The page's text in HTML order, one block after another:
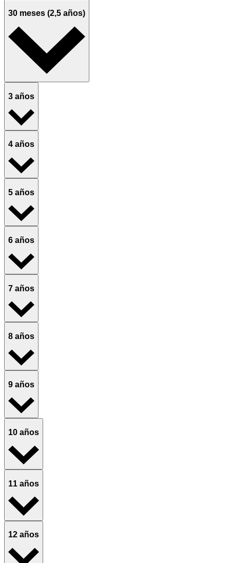
30 meses (2,5 años)
3 años
4 años
5 años
6 años
7 años
8 años
9 años
10 años
11 años
12 años